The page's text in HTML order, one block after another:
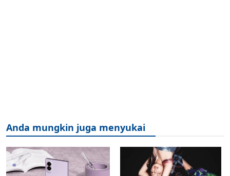
Anda mungkin juga menyukai